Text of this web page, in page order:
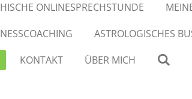
ONLINESPRECHSTUNDE
ASTROLOGISCHES
KONTAKT ÜBER MICH